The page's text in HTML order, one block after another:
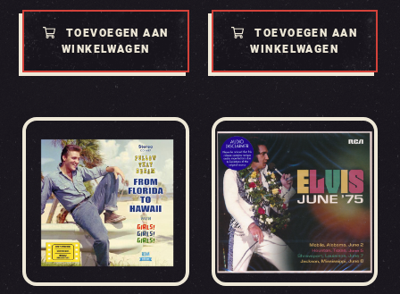
TOEVOEGEN AAN
WINKELWAGEN
TOEVOEGEN AAN
WINKELWAGEN